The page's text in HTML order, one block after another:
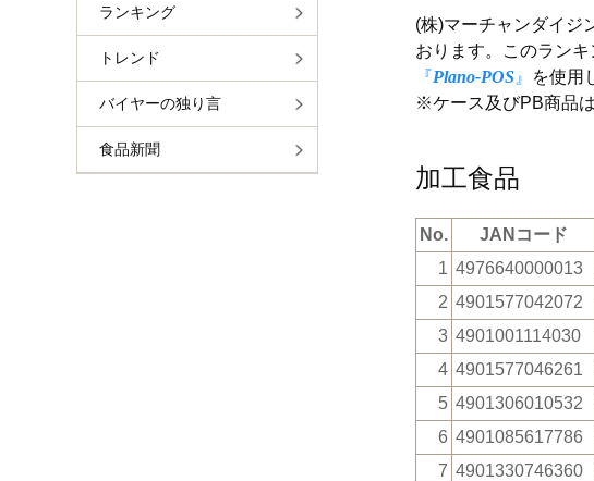
ランキング
トレンド
バイヤーの独り言
食品新聞
(株)マーチャンダイジ
おります。このラン
『Plano-POS』
を使用
※ケース及びPB商品は
加工食品
No. JANコード
1 4976640000013
2 4901577042072
3 4901001114030
4 4901577046261
5 4901306010532
6 4901085617786
7 4901330746360